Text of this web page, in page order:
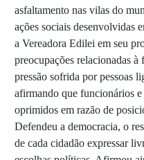
asfaltamento nas vilas do
ações sociais desenvolvidas
a Vereadora Edilei em seu
preocupações relacionadas à
pressão sofrida por pessoas
afirmando que funcionários e
oprimidos em razão de
Defendeu a democracia, o
de cada cidadão expressar